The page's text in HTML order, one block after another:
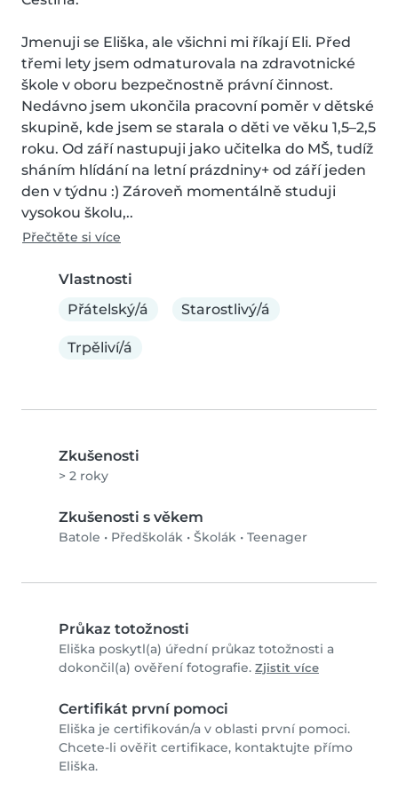
Jmenuji se Eliška, ale všichni mi říkají Eli. Před
třemi lety jsem odmaturovala na zdravotnické
škole v oboru bezpečnostně právní činnost.
Nedávno jsem ukončila pracovní poměr v dětské
skupině, kde jsem se starala o děti ve věku 1,5–2,5
roku. Od září nastupuji jako učitelka do MŠ, tudíž
sháním hlídání na letní prázdniny+ od září jeden
den v týdnu :) Zároveň momentálně studuji
vysokou školu,..
Přečtěte si více
Vlastnosti
Přátelský/á
Starostlivý/á
Trpěliví/á
Zkušenosti
> 2 roky
Zkušenosti s věkem
Batole • Předškolák • Školák • Teenager
Průkaz totožnosti
Eliška poskytl(a) úřední průkaz totožnosti a
dokončil(a) ověření fotografie. Zjistit více
Certifikát první pomoci
Eliška je certifikován/a v oblasti první pomoci.
Chcete-li ověřit certifikace, kontaktujte přímo
Eliška.